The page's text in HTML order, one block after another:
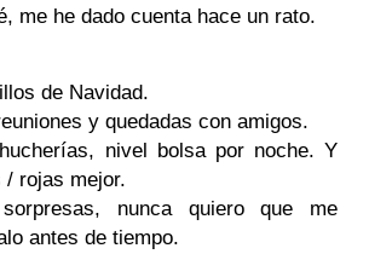
me he dado cuenta hace un rato.
de Navidad.
y quedadas con amigos.
nivel bolsa por noche. Y
rojas mejor.
nunca quiero que me
antes de tiempo.